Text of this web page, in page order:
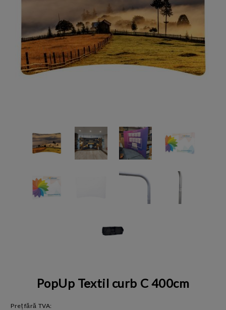
PopUp Textil curb C 400cm
Preț fără TVA: